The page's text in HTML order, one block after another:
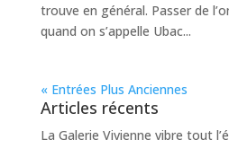
trouve en général. Passer de
quand on s’appelle Ubac...
« Entrées Plus Anciennes
Articles récents
La Galerie Vivienne vibre tout